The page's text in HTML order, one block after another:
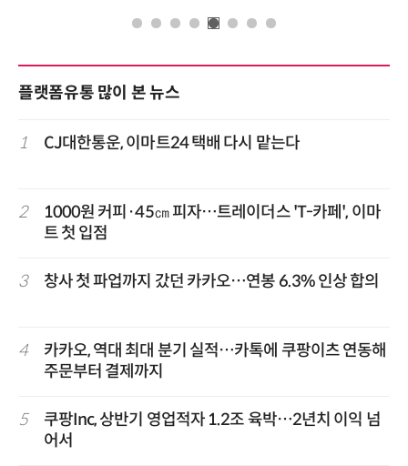
플랫폼유통 많이 본 뉴스
1 CJ대한통운, 이마트24 택배 다시 맡는다
2
1000원 커피·45㎝ 피자…트레이더스 'T-카페', 이마
트 첫 입점
3 창사 첫 파업까지 갔던 카카오…연봉 6.3% 인상 합의
4
카카오, 역대 최대 분기 실적…카톡에 쿠팡이츠 연동해
주문부터 결제까지
5
쿠팡Inc, 상반기 영업적자 1.2조 육박…2년치 이익 넘
어서